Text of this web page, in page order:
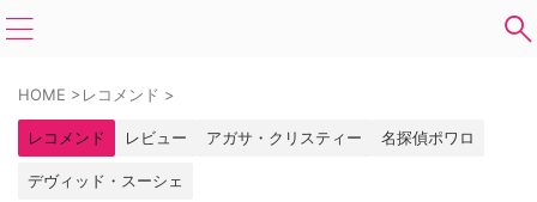
HOME >レコメンド >
レコメンド レビュー アガサ・クリスティー 名探偵ポワロ
デヴィッド・スーシェ